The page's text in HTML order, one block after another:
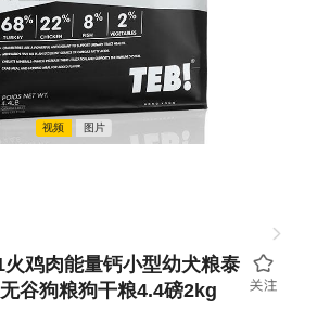
视频
图片
鸡肉能量钙小型幼犬粮泰
谷狗粮狗干粮4.4磅2kg